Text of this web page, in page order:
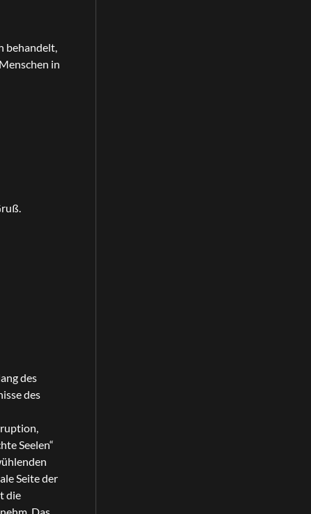
behandelt,
in
des
des
Seelen“
Seite der
die